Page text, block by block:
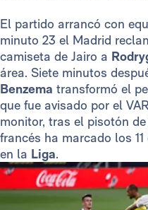
El partido arrancó con
minuto 23 el Madrid
camiseta de Jairo a
área. Siete minutos
Benzema transformó el
que fue avisado por el
monitor, tras el pisotón
francés ha marcado los
en la Liga.